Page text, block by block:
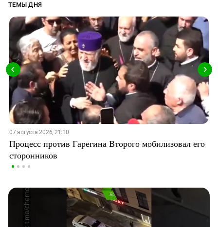
ТЕМЫ ДНЯ
07 августа 2026, 21:10
Процесс против Гарегина Второго мобилизовал его
сторонников